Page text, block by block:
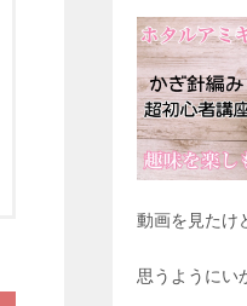
動画を見たけ
思うようにい